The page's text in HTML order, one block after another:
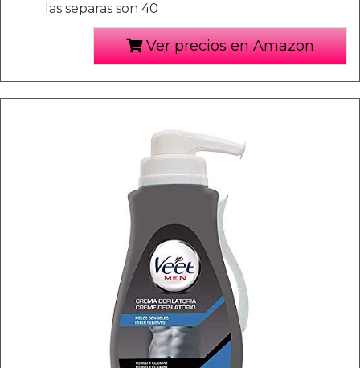
las separas son 40
Ver precios en Amazon